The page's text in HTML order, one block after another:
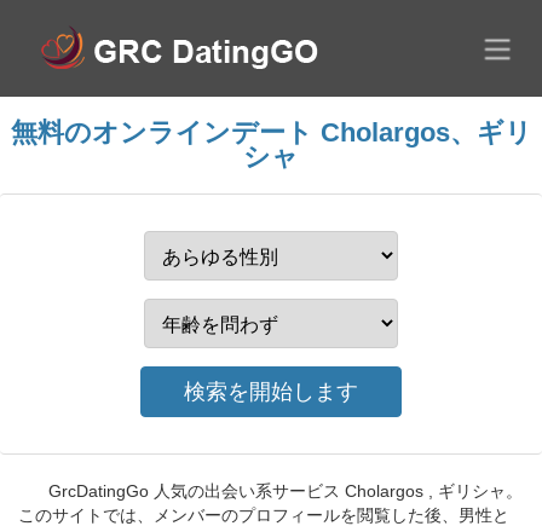
無料のオンラインデート Cholargos、ギリ
シャ
GrcDatingGo 人気の出会い系サービス Cholargos , ギリシャ。
このサイトでは、メンバーのプロフィールを閲覧した後、男性と